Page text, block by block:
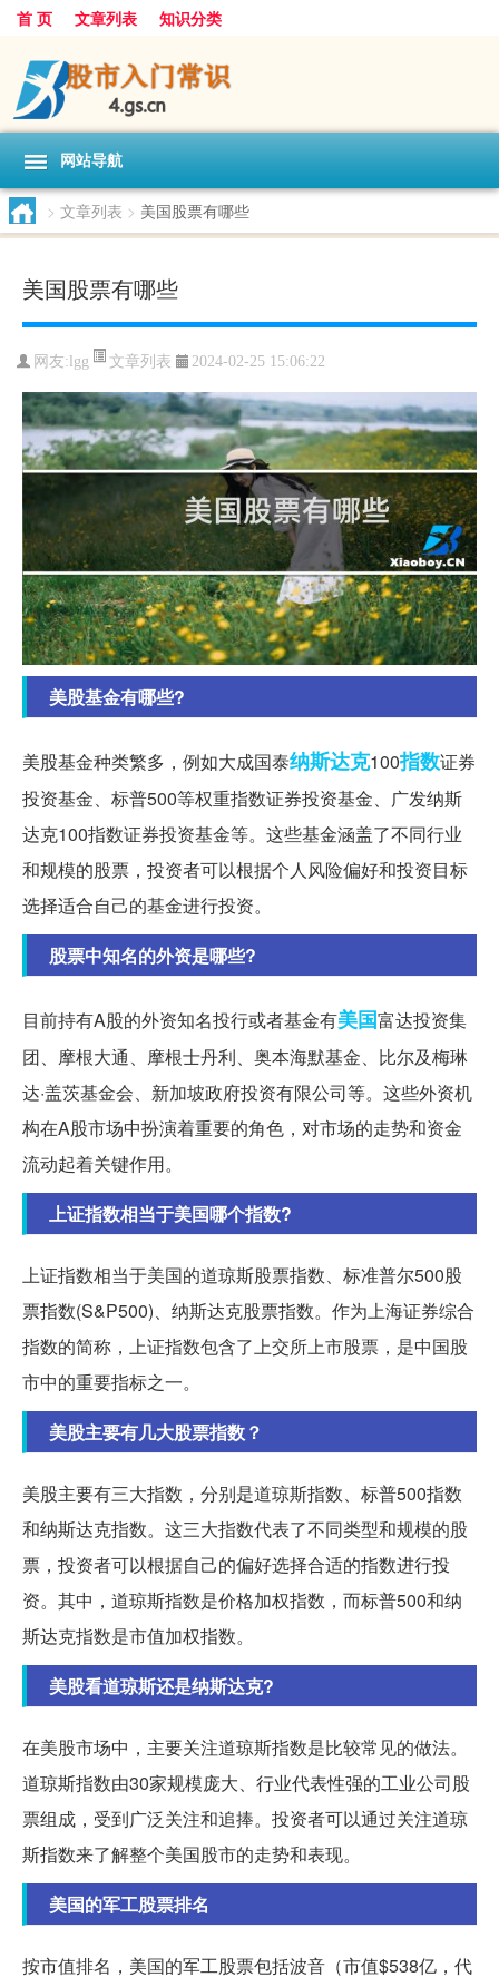
首 页 文章列表 知识分类
网站导航
> 文章列表 > 美国股票有哪些
美国股票有哪些
网友: lgg 文章列表 2024-02-25 15:06:22
美股基金有哪些?
美股基金种类繁多，例如大成国泰纳斯达克100指数证券
投资基金、标普500等权重指数证券投资基金、广发纳斯
达克100指数证券投资基金等。这些基金涵盖了不同行业
和规模的股票，投资者可以根据个人风险偏好和投资目标
选择适合自己的基金进行投资。
股票中知名的外资是哪些?
目前持有A股的外资知名投行或者基金有美国富达投资集
团、摩根大通、摩根士丹利、奥本海默基金、比尔及梅琳
达·盖茨基金会、新加坡政府投资有限公司等。这些外资机
构在A股市场中扮演着重要的角色，对市场的走势和资金
流动起着关键作用。
上证指数相当于美国哪个指数?
上证指数相当于美国的道琼斯股票指数、标准普尔500股
票指数(S&P500)、纳斯达克股票指数。作为上海证券综合
指数的简称，上证指数包含了上交所上市股票，是中国股
市中的重要指标之一。
美股主要有几大股票指数？
美股主要有三大指数，分别是道琼斯指数、标普500指数
和纳斯达克指数。这三大指数代表了不同类型和规模的股
票，投资者可以根据自己的偏好选择合适的指数进行投
资。其中，道琼斯指数是价格加权指数，而标普500和纳
斯达克指数是市值加权指数。
美股看道琼斯还是纳斯达克?
在美股市场中，主要关注道琼斯指数是比较常见的做法。
道琼斯指数由30家规模庞大、行业代表性强的工业公司股
票组成，受到广泛关注和追捧。投资者可以通过关注道琼
斯指数来了解整个美国股市的走势和表现。
美国的军工股票排名
按市值排名，美国的军工股票包括波音（市值$538亿，代